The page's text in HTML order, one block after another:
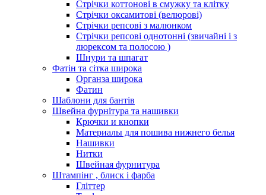
Стрічки коттонові в смужку та клітку
Стрічки оксамитові (велюрові)
Стрічки репсові з малюнком
Стрічки репсові однотонні (звичайні і з
люрексом та полосою )
Шнури та шпагат
Фатін та сітка широка
Органза широка
Фатин
Шаблони для бантів
Швейна фурнітура та нашивки
Крючки и кнопки
Материалы для пошива нижнего белья
Нашивки
Нитки
Швейная фурнитура
Штампінг , блиск і фарба
Гліттер